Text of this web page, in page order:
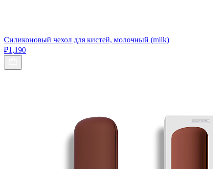
Силиконовый чехол для кистей, молочный (milk)
₽1,190